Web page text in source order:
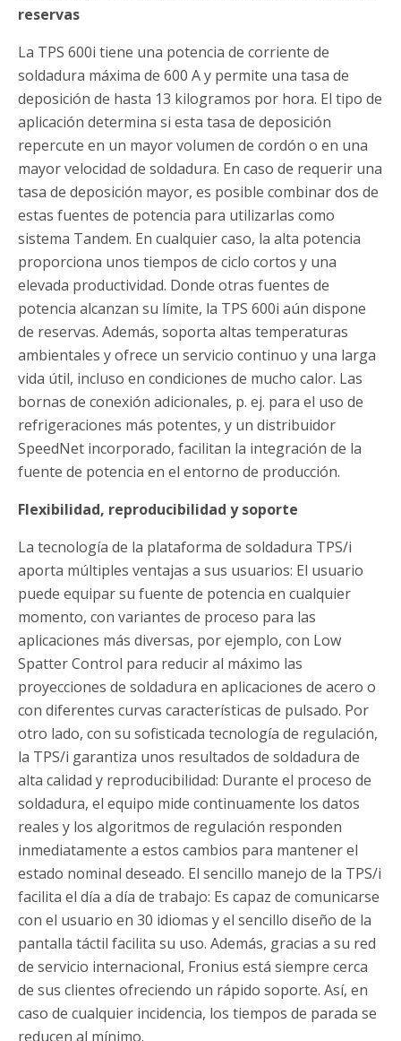
reservas
La TPS 600i tiene una potencia de corriente de
soldadura máxima de 600 A y permite una tasa de
deposición de hasta 13 kilogramos por hora. El tipo de
aplicación determina si esta tasa de deposición
repercute en un mayor volumen de cordón o en una
mayor velocidad de soldadura. En caso de requerir una
tasa de deposición mayor, es posible combinar dos de
estas fuentes de potencia para utilizarlas como
sistema Tandem. En cualquier caso, la alta potencia
proporciona unos tiempos de ciclo cortos y una
elevada productividad. Donde otras fuentes de
potencia alcanzan su límite, la TPS 600i aún dispone
de reservas. Además, soporta altas temperaturas
ambientales y ofrece un servicio continuo y una larga
vida útil, incluso en condiciones de mucho calor. Las
bornas de conexión adicionales, p. ej. para el uso de
refrigeraciones más potentes, y un distribuidor
SpeedNet incorporado, facilitan la integración de la
fuente de potencia en el entorno de producción.
Flexibilidad, reproducibilidad y soporte
La tecnología de la plataforma de soldadura TPS/i
aporta múltiples ventajas a sus usuarios: El usuario
puede equipar su fuente de potencia en cualquier
momento, con variantes de proceso para las
aplicaciones más diversas, por ejemplo, con Low
Spatter Control para reducir al máximo las
proyecciones de soldadura en aplicaciones de acero o
con diferentes curvas características de pulsado. Por
otro lado, con su sofisticada tecnología de regulación,
la TPS/i garantiza unos resultados de soldadura de
alta calidad y reproducibilidad: Durante el proceso de
soldadura, el equipo mide continuamente los datos
reales y los algoritmos de regulación responden
inmediatamente a estos cambios para mantener el
estado nominal deseado. El sencillo manejo de la TPS/i
facilita el día a día de trabajo: Es capaz de comunicarse
con el usuario en 30 idiomas y el sencillo diseño de la
pantalla táctil facilita su uso. Además, gracias a su red
de servicio internacional, Fronius está siempre cerca
de sus clientes ofreciendo un rápido soporte. Así, en
caso de cualquier incidencia, los tiempos de parada se
reducen al mínimo.